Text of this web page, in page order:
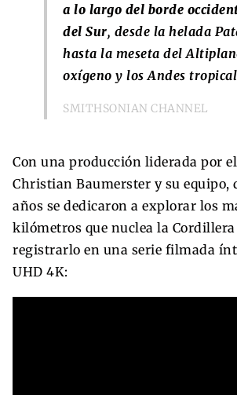
a lo largo del borde
del Sur, desde la helada
hasta la meseta del
oxígeno y los Andes
SMITHSONIAN CHANNEL
Con una producción liderada por
Christian Baumerster y su equipo,
años se dedicaron a explorar los
kilómetros que nuclea la Cordillera
registrarlo en una serie filmada
UHD 4K: